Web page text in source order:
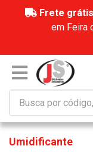
Frete grátis
em Feira
Umidificante